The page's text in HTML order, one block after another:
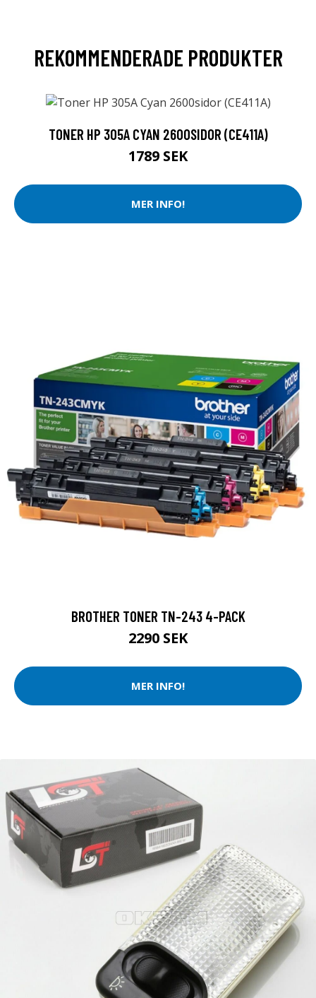
REKOMMENDERADE PRODUKTER
TONER HP 305A CYAN 2600SIDOR (CE411A)
1789 SEK
MER INFO!
BROTHER TONER TN-243 4-PACK
2290 SEK
MER INFO!